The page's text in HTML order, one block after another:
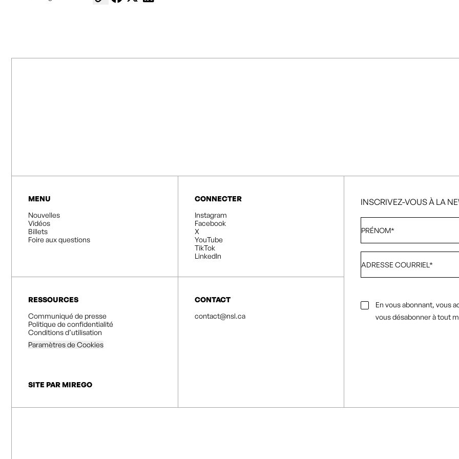
MENU
Nouvelles
Vidéos
Billets
Foire aux questions
CONNECTER
Instagram
Facebook
X
YouTube
TikTok
LinkedIn
RESSOURCES
Communiqué de presse
Politique de confidentialité
Conditions d’utilisation
Paramètres de Cookies
SITE PAR MIREGO
CONTACT
contact@nsl.ca
INSCRIVEZ-VOUS À LA
courriel*
Consentement
En vous abonnant, vous
vous désabonner à tout